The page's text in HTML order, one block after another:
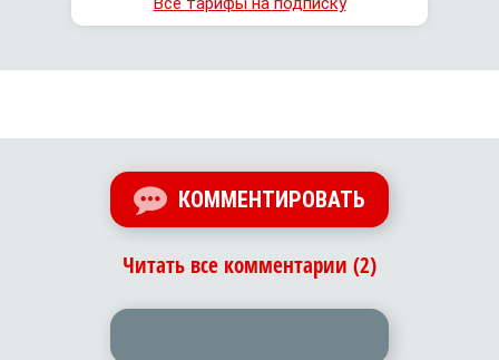
КОММЕНТИРОВАТЬ
Читать все комментарии (2)